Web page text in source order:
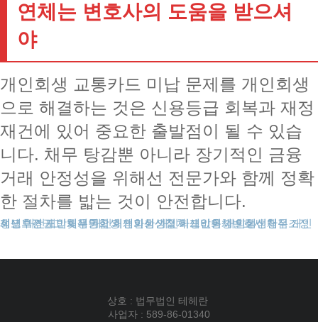
연체는 변호사의 도움을 받으셔
야
개인회생 교통카드 미납 문제를 개인회생
으로 해결하는 것은 신용등급 회복과 재정
재건에 있어 중요한 출발점이 될 수 있습
니다. 채무 탕감뿐 아니라 장기적인 금융
거래 안정성을 위해선 전문가와 함께 정확
한 절차를 밟는 것이 안전합니다.
성년후견 도박빚개인회생 개인회생절차 개인회생변호사
채무조정제도 대전개인회생 개인회생파산 개인회생비용 개인회생단점
개인회생보정권고 채무통합 개인회생신청 카드값연체 회생신청
상호 : 법무법인 테헤란
사업자 : 589-86-01340